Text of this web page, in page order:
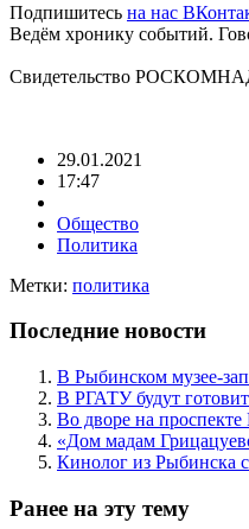
Подпишитесь на нас
Ведём хронику событий.
Свидетельство
29.01.2021
17:47
Общество
Политика
Метки: политика
Последние новости
В Рыбинском музее-
В РГАТУ будут
Во дворе на
«Дом мадам
Кинолог из Рыбинска
Ранее на эту тему